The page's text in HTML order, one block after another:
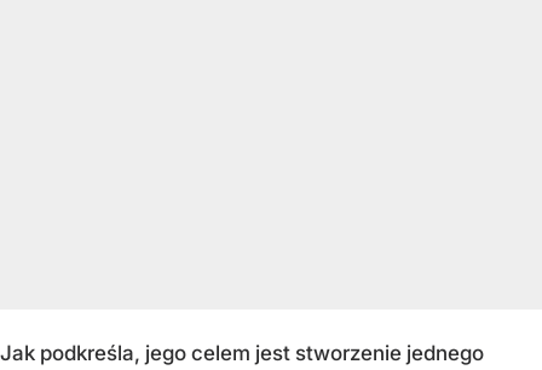
Jak podkreśla, jego celem jest stworzenie jednego